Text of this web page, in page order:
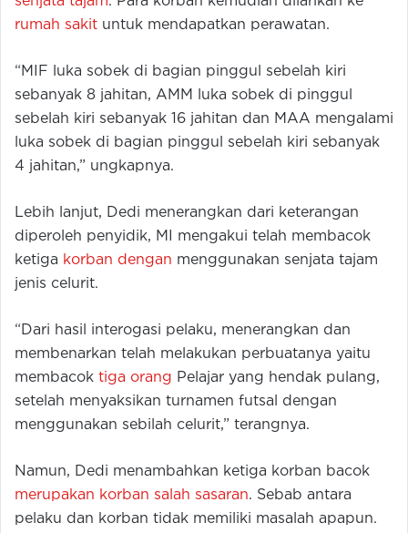
rumah sakit untuk mendapatkan perawatan.
“MIF luka sobek di bagian pinggul sebelah kiri
sebanyak 8 jahitan, AMM luka sobek di pinggul
sebelah kiri sebanyak 16 jahitan dan MAA mengalami
luka sobek di bagian pinggul sebelah kiri sebanyak
4 jahitan,” ungkapnya.
Lebih lanjut, Dedi menerangkan dari keterangan
diperoleh penyidik, MI mengakui telah membacok
ketiga korban dengan menggunakan senjata tajam
jenis celurit.
“Dari hasil interogasi pelaku, menerangkan dan
membenarkan telah melakukan perbuatanya yaitu
membacok tiga orang Pelajar yang hendak pulang,
setelah menyaksikan turnamen futsal dengan
menggunakan sebilah celurit,” terangnya.
Namun, Dedi menambahkan ketiga korban bacok
merupakan korban salah sasaran. Sebab antara
pelaku dan korban tidak memiliki masalah apapun.